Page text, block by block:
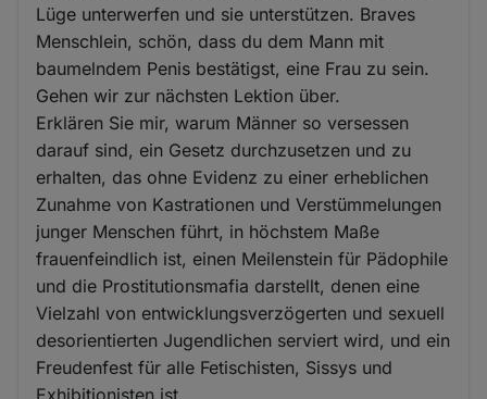
Lüge unterwerfen und sie unterstützen. Braves
Menschlein, schön, dass du dem Mann mit
baumelndem Penis bestätigst, eine Frau zu sein.
Gehen wir zur nächsten Lektion über.
Erklären Sie mir, warum Männer so versessen
darauf sind, ein Gesetz durchzusetzen und zu
erhalten, das ohne Evidenz zu einer erheblichen
Zunahme von Kastrationen und Verstümmelungen
junger Menschen führt, in höchstem Maße
frauenfeindlich ist, einen Meilenstein für Pädophile
und die Prostitutionsmafia darstellt, denen eine
Vielzahl von entwicklungsverzögerten und sexuell
desorientierten Jugendlichen serviert wird, und ein
Freudenfest für alle Fetischisten, Sissys und